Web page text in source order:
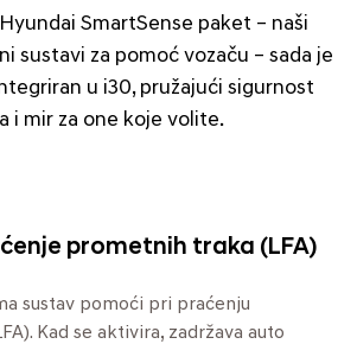
SmartSense paket – naši
sustavi za pomoć vozaču – sada je
u i30, pružajući sigurnost
i mir za one koje volite.
prometnih traka (LFA)
sustav pomoći pri praćenju
Kad se aktivira, zadržava auto